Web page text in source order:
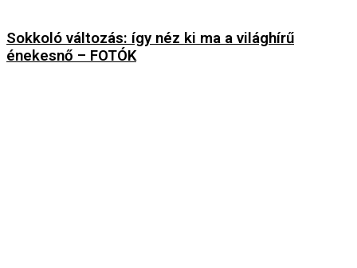
Sokkoló változás: így néz ki ma a világhírű
énekesnő – FOTÓK